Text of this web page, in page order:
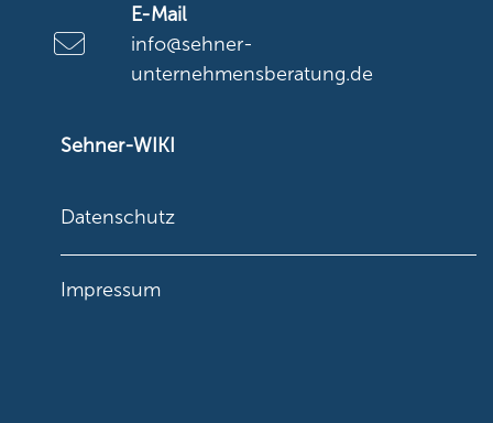
E-Mail
info@sehner-
unternehmensberatung.de
Sehner-WIKI
Datenschutz
Impressum